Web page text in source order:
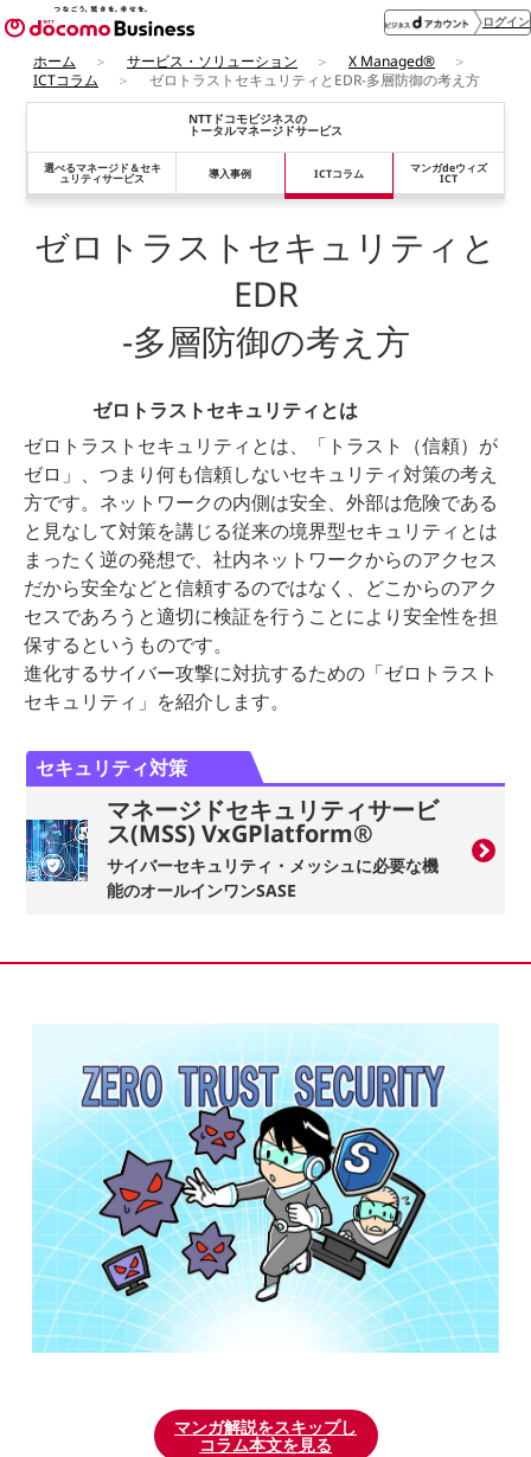
ログイン
ホーム サービス・ソリューション
X Managed®
ICTコラム
ゼロトラストセキュリティとEDR-多層防御の考え方
NTTドコモビジネスの
トータルマネージドサービス
選べるマネージド＆セキ
ュリティサービス 導入事例 ICTコラム マンガdeウィズ
ICT
ゼロトラストセキュリティと
EDR
-多層防御の考え方
ゼロトラストセキュリティとは
ゼロトラストセキュリティとは、「トラスト（信頼）が
ゼロ」、つまり何も信頼しないセキュリティ対策の考え
方です。ネットワークの内側は安全、外部は危険である
と見なして対策を講じる従来の境界型セキュリティとは
まったく逆の発想で、社内ネットワークからのアクセス
だから安全などと信頼するのではなく、どこからのアク
セスであろうと適切に検証を行うことにより安全性を担
保するというものです。
進化するサイバー攻撃に対抗するための「ゼロトラスト
セキュリティ」を紹介します。
セキュリティ対策
マネージドセキュリティサービ
ス(MSS) VxGPlatform®
サイバーセキュリティ・メッシュに必要な機
能のオールインワンSASE
マンガ解説をスキップし
コラム本文を見る